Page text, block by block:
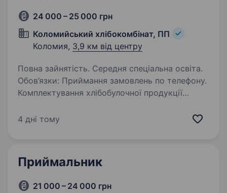
24 000 – 25 000 грн
Коломийський хлібокомбінат, ПП
Коломия, 3,9 км від центру
Повна зайнятість. Середня спеціальна освіта.
Обов’язки: Приймання замовлень по телефону.
Комплектування хлібобулочної продукції
загальної кількості продукції Формування
4 дні тому
Приймальник
21 000 – 24 000 грн